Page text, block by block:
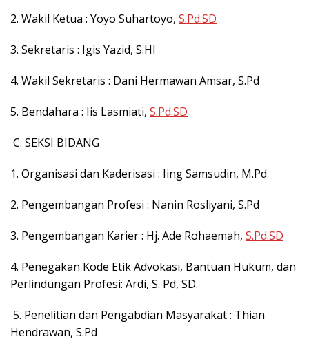
2. Wakil Ketua : Yoyo Suhartoyo, S.Pd.SD
3. Sekretaris : Igis Yazid, S.HI
4. Wakil Sekretaris : Dani Hermawan Amsar, S.Pd
5. Bendahara : Iis Lasmiati, S.Pd.SD
C. SEKSI BIDANG
1. Organisasi dan Kaderisasi : Iing Samsudin, M.Pd
2. Pengembangan Profesi : Nanin Rosliyani, S.Pd
3. Pengembangan Karier : Hj. Ade Rohaemah, S.Pd.SD
4. Penegakan Kode Etik Advokasi, Bantuan Hukum, dan
Perlindungan Profesi: Ardi, S. Pd, SD.
5. Penelitian dan Pengabdian Masyarakat : Thian
Hendrawan, S.Pd